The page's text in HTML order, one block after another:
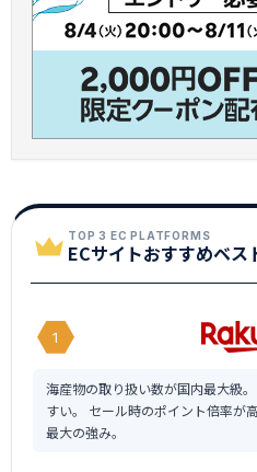
TOP 3 EC PLATFORMS
ECサイトおすすめベス
1
海産物の取り扱い数が国内最大級
すい。 セール時のポイント倍率が
最大の強み。